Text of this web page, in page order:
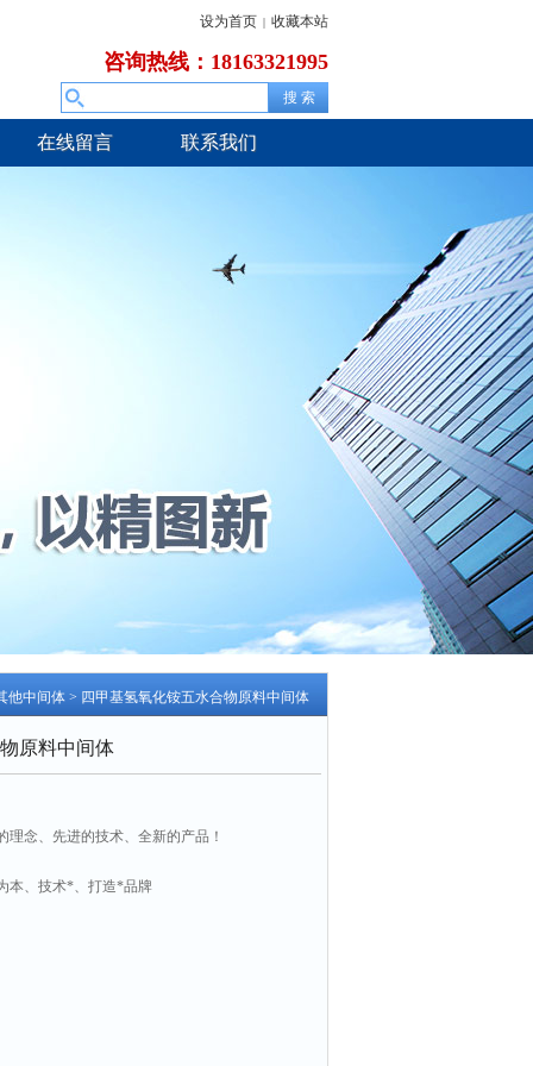
设为首页 | 收藏本站
咨询热线：18163321995
在线留言 联系我们
他中间体 > 四甲基氢氧化铵五水合物原料中间体
原料中间体
念、先进的技术、全新的产品！
本、技术*、打造*品牌